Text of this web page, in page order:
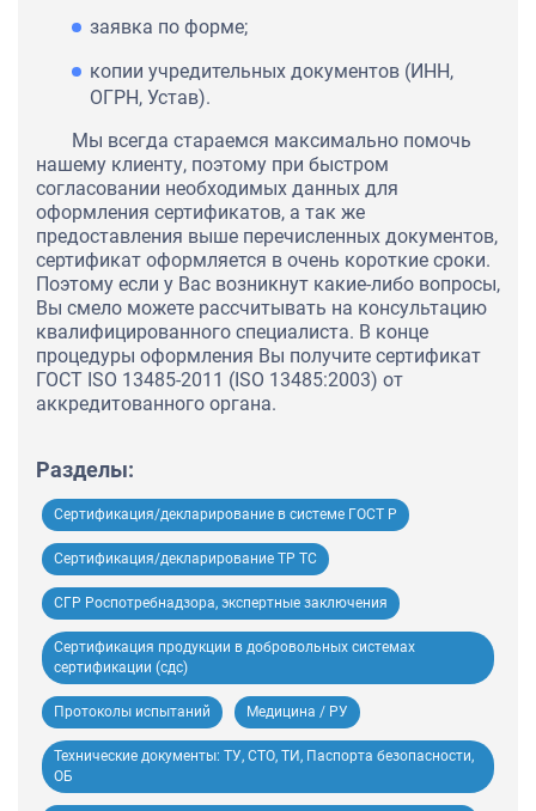
заявка по форме;
копии учредительных документов (ИНН,
ОГРН, Устав).
Мы всегда стараемся максимально помочь
нашему клиенту, поэтому при быстром
согласовании необходимых данных для
оформления сертификатов, а так же
предоставления выше перечисленных документов,
сертификат оформляется в очень короткие сроки.
Поэтому если у Вас возникнут какие-либо вопросы,
Вы смело можете рассчитывать на консультацию
квалифицированного специалиста. В конце
процедуры оформления Вы получите сертификат
ГОСТ ISO 13485-2011 (ISO 13485:2003) от
аккредитованного органа.
Разделы:
Сертификация/декларирование в системе ГОСТ Р
Сертификация/декларирование ТР ТС
СГР Роспотребнадзора, экспертные заключения
Сертификация продукции в добровольных системах
сертификации (сдс)
Протоколы испытаний Медицина / РУ
Технические документы: ТУ, СТО, ТИ, Паспорта безопасности,
ОБ